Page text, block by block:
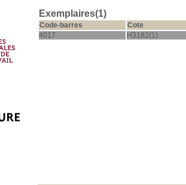
Exemplaires(1)
Code-barres
Cote
4017
H3182(1)